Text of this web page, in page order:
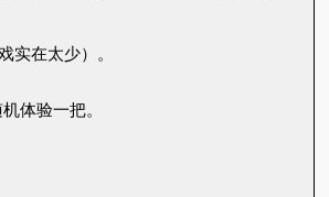
在太少）。
体验一把。